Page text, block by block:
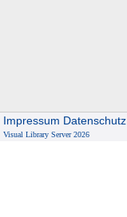
Impressum Datenschutz
Visual Library Server 2026